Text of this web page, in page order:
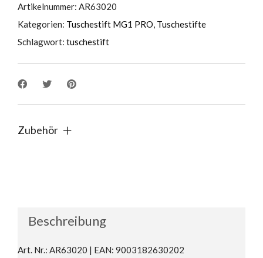
Artikelnummer: AR63020
Kategorien: Tuschestift MG1 PRO, Tuschestifte
Schlagwort: tuschestift
Zubehör
Beschreibung
Art. Nr.: AR63020 | EAN: 9003182630202